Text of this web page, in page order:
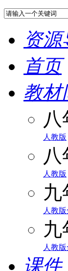
资源
首页
教材
人教版
人教版
九
人教
九
人教
课件